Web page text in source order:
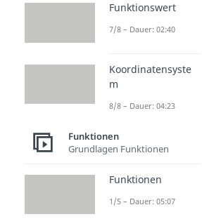
Gestrec
kte und
hte
Parabel
03:46
Nullstel
len
nen
tische
Dauer:
Funktionswert
7/8 – Dauer: 02:40
Koordinatensyste
m
8/8 – Dauer: 04:23
Funktionen
Grundlagen Funktionen
Funktionen
1/5 – Dauer: 05:07